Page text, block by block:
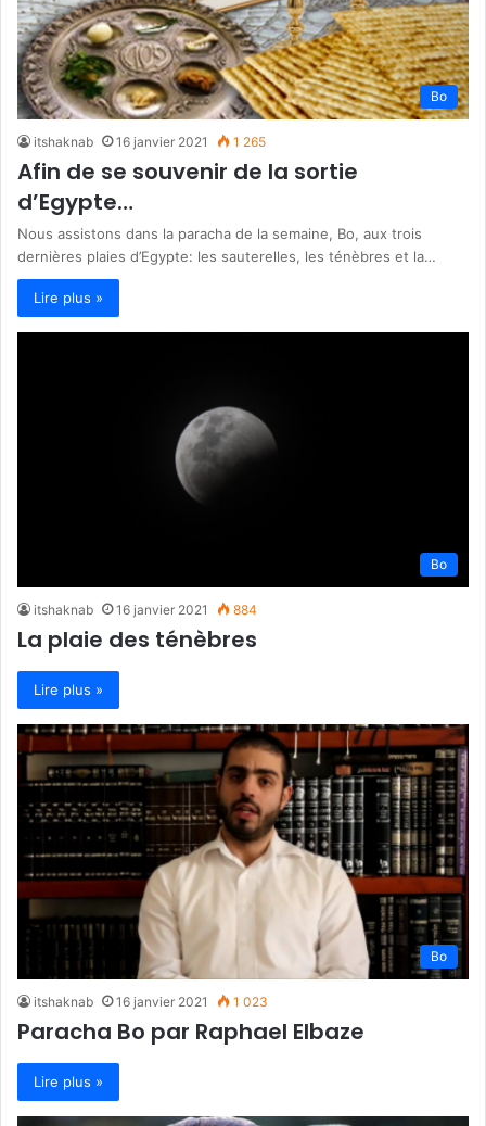
Bo
itshaknab 16 janvier 2021 1 265
Afin de se souvenir de la sortie
d’Egypte…
Nous assistons dans la paracha de la semaine, Bo, aux trois
dernières plaies d’Egypte: les sauterelles, les ténèbres et la…
Lire plus »
Bo
itshaknab 16 janvier 2021 884
La plaie des ténèbres
Lire plus »
Bo
itshaknab 16 janvier 2021 1 023
Paracha Bo par Raphael Elbaze
Lire plus »